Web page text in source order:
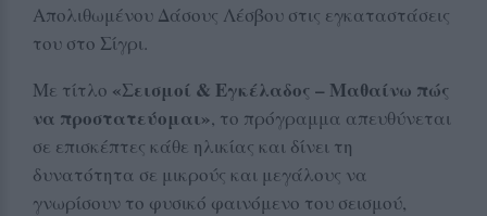
Απολιθωμένου Δάσους Λέσβου στις εγκαταστάσεις
του στο Σίγρι.
Με τίτλο «Σεισμοί & Εγκέλαδος – Μαθαίνω πώς
να προστατεύομαι», το πρόγραμμα απευθύνεται
σε επισκέπτες κάθε ηλικίας και δίνει τη
δυνατότητα σε μικρούς και μεγάλους να
γνωρίσουν το φυσικό φαινόμενο του σεισμού,